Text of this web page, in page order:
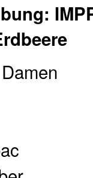
Damen